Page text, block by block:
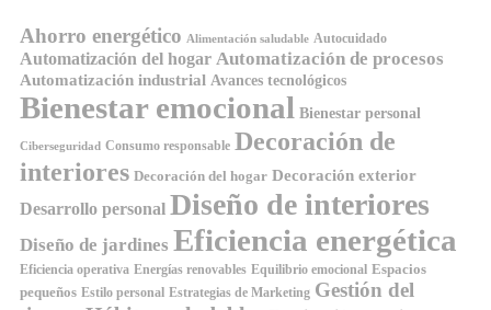
Ahorro energético Alimentación saludable Autocuidado
Automatización del hogar Automatización de procesos
Automatización industrial Avances tecnológicos
Bienestar emocional Bienestar personal
Ciberseguridad Consumo responsable Decoración de
interiores Decoración del hogar Decoración exterior
Desarrollo personal Diseño de interiores
Diseño de jardines Eficiencia energética
Eficiencia operativa Energías renovables Equilibrio emocional Espacios
pequeños Estilo personal Estrategias de Marketing Gestión del